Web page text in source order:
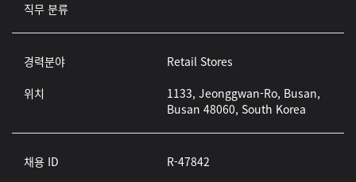
직무 분류
경력분야
Retail Stores
위치
1133, Jeonggwan-Ro, Busan,
Busan 48060, South Korea
채용 ID R-47842